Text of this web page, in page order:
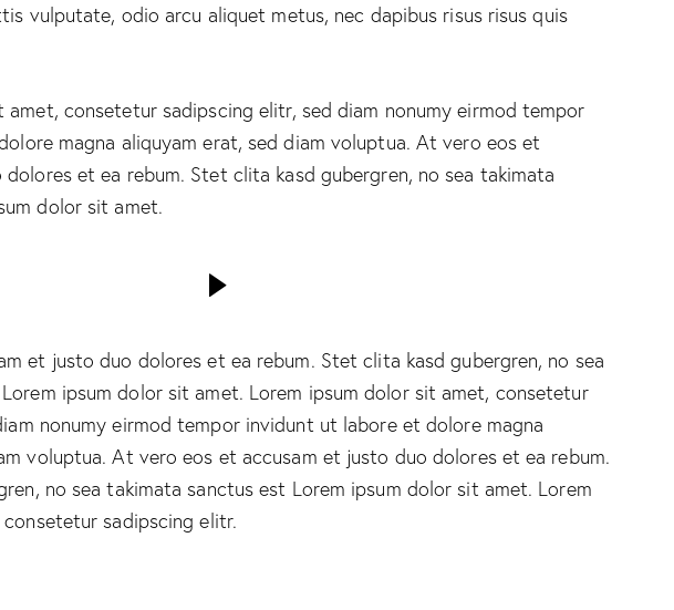
vulputate, odio arcu aliquet metus, nec dapibus risus risus quis
amet, consetetur sadipscing elitr, sed diam nonumy eirmod tempor
magna aliquyam erat, sed diam voluptua. At vero eos et
et ea rebum. Stet clita kasd gubergren, no sea takimata
dolor sit amet.
et justo duo dolores et ea rebum. Stet clita kasd gubergren, no sea
ipsum dolor sit amet. Lorem ipsum dolor sit amet, consetetur
nonumy eirmod tempor invidunt ut labore et dolore magna
voluptua. At vero eos et accusam et justo duo dolores et ea rebum.
no sea takimata sanctus est Lorem ipsum dolor sit amet. Lorem
sadipscing elitr.